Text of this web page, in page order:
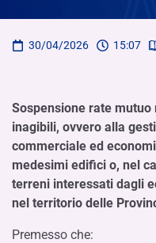
30/04/2026 15:07
Sospensione rate
inagibili, ovvero alla
commerciale ed
medesimi edifici o, nel
terreni interessati dagli
nel territorio delle
Premesso che: